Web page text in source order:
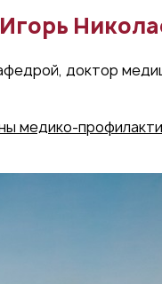
доктор
медико-